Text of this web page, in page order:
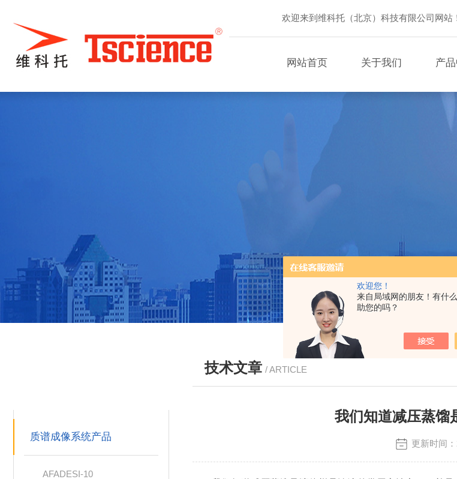
欢迎您！
来自局域网的朋友！有什
助您的吗？
欢迎来到维科托（北京）科技有限公司网站
网站首页 关于我们 产
质谱成像系统产品
AFADESI-10
技术文章 / ARTICLE
我们知道减压蒸馏
更新时间